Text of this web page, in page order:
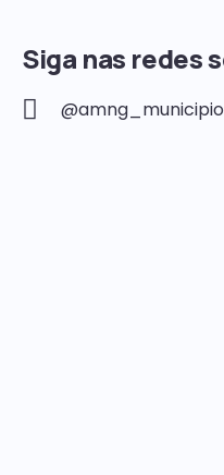
Siga nas redes